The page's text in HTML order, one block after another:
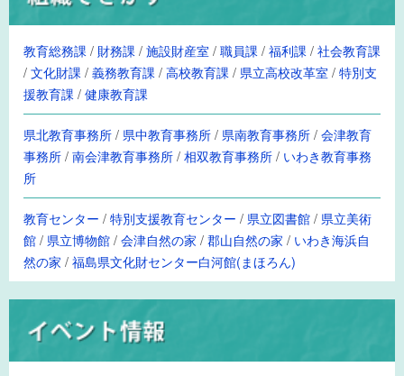
教育総務課/ 財務課/施設財産室 /職員課/福利課/社会教育課
/文化財課/義務教育課/高校教育課/ 県立高校改革室 /特別支
援教育課/健康教育課
県北教育事務所/ 県中教育事務所/ 県南教育事務所/会津教育
事務所/南会津教育事務所/相双教育事務所/ いわき教育事務
所
教育センター /特別支援教育センター / 県立図書館/ 県立美術
館/ 県立博物館/会津自然の家 /郡山自然の家 / いわき海浜自
然の家 /福島県文化財センター白河館(まほろん)